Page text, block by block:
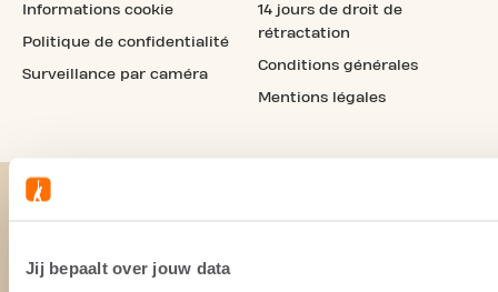
Jij bepaalt over jouw data
Informations cookie
Politique de confidentialité
Surveillance par caméra
14 jours de droit de
rétractation
Conditions générales
Mentions légales